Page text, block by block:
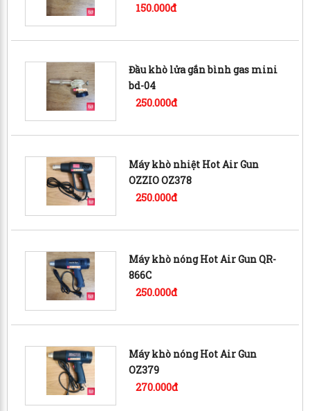
150.000đ
Đầu khò lửa gắn bình gas mini
bd-04
250.000đ
Máy khò nhiệt Hot Air Gun
OZZIO OZ378
250.000đ
Máy khò nóng Hot Air Gun QR-
866C
250.000đ
Máy khò nóng Hot Air Gun
OZ379
270.000đ